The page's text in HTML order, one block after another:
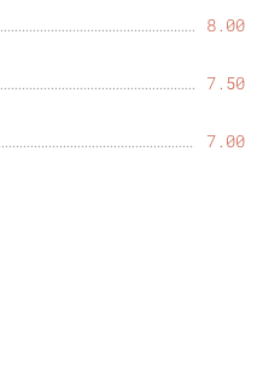
8.00
7.50
7.00